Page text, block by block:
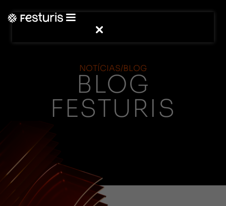
NOTÍCIAS/BLOG
BLOG
FESTURIS
(CONTEÚDO)